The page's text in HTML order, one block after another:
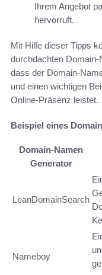
Ihrem Angebot
hervorruft.
Mit Hilfe dieser Tipps
durchdachten Domain-
dass der Domain-
und einen wichtigen
Online-Präsenz leistet.
Beispiel eines
Domain-Namen
Generator
LeanDomainSearch
Nameboy